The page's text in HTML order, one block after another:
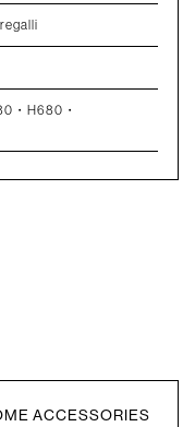
・H680・
ACCESSORIES